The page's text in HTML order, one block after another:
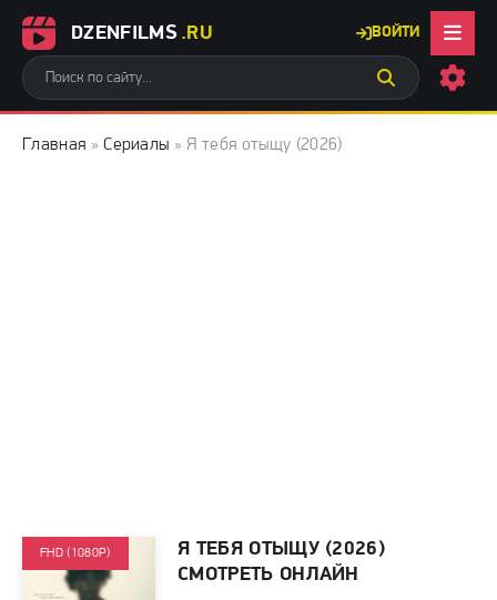
DZENFILMS .RU ВОЙТИ
Главная »Сериалы » Я тебя отыщу (2026)
Я ТЕБЯ ОТЫЩУ (2026)
СМОТРЕТЬ ОНЛАЙН
FHD (1080P)